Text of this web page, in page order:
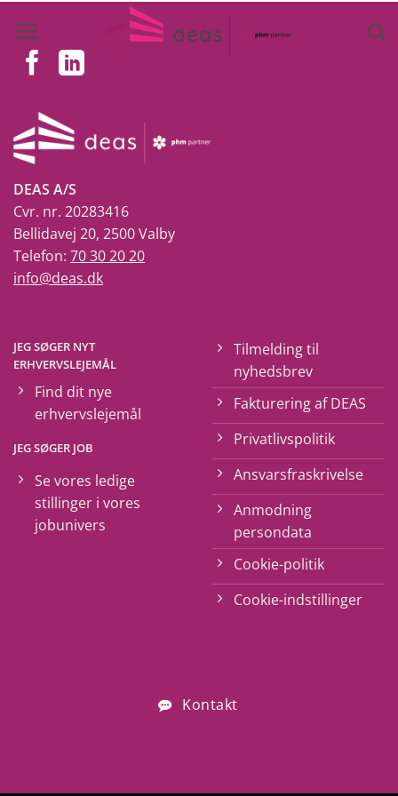
indhold
DEAS A/S
Cvr. nr. 20283416
Bellidavej 20, 2500 Valby
Telefon: 70 30 20 20
info@deas.dk
JEG SØGER NYT
ERHVERVSLEJEMÅL
Find dit nye
erhvervslejemål
JEG SØGER JOB
Se vores ledige
stillinger i vores
jobunivers
Tilmelding til
nyhedsbrev
Fakturering af DEAS
Privatlivspolitik
Ansvarsfraskrivelse
Anmodning
persondata
Cookie-politik
Cookie-indstillinger
Kontakt